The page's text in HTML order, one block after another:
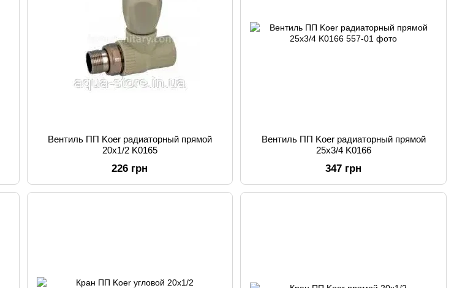
Вентиль ПП Koer радиаторный прямой
20x1/2 K0165
226 грн
Вентиль ПП Koer радиаторный прямой
25x3/4 K0166
347 грн